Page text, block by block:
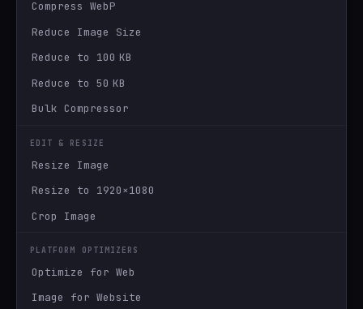
Compress WebP
Reduce Image Size
Reduce to 100 KB
Reduce to 50 KB
Bulk Compressor
EDIT & RESIZE
Resize Image
Resize to 1920×1080
Crop Image
PLATFORM OPTIMIZERS
Optimize for Web
Image for Website